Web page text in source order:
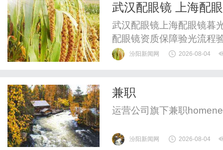
潜在风险，为品牌资产的
武汉配眼镜 上海配
武汉配眼镜上海配眼镜暮
配眼镜资质保障验光流程
惠，兼顾高专业度与高性
汾阳新闻网 2026-08-04
兼职
运营公司旗下兼职
汾阳新闻网 2026-08-04